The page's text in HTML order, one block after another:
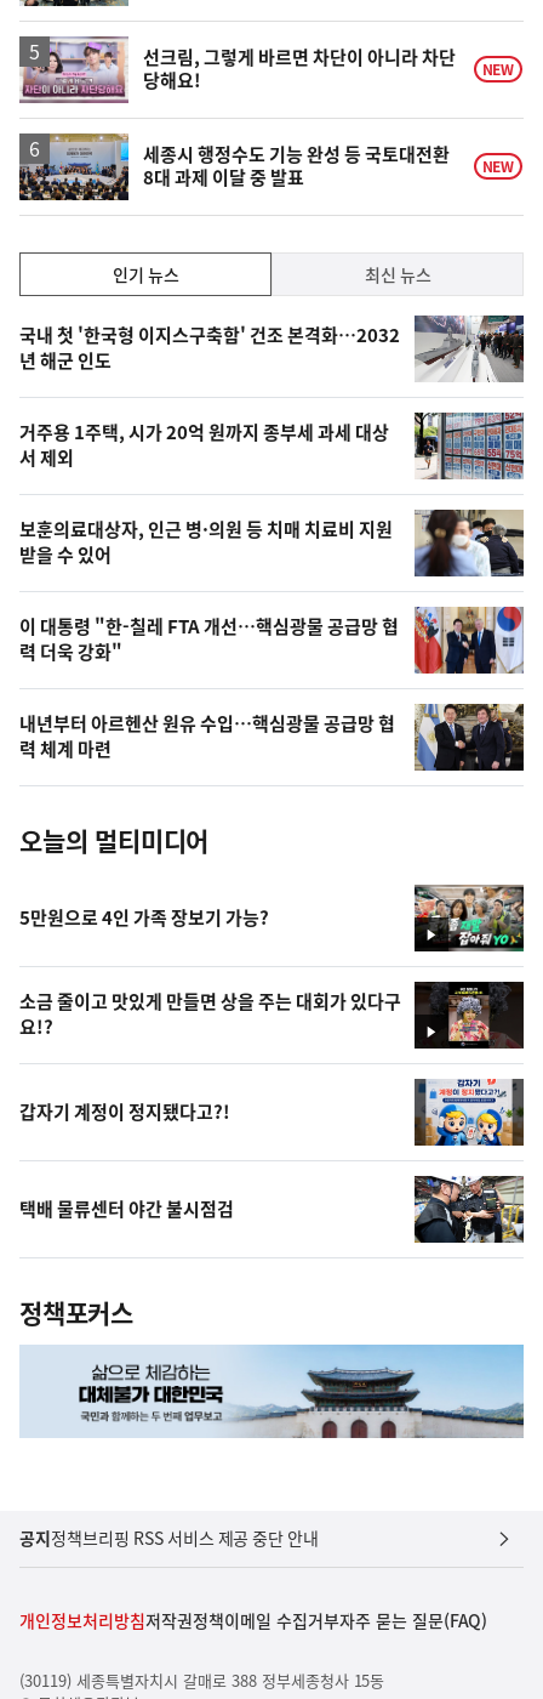
하
락
영
상
선크림, 그렇게 바르면 차단이 아니라 차단
당해요!
NEW
세종시 행정수도 기능 완성 등 국토대전환
8대 과제 이달 중 발표
NEW
인
기,
최
신,
오
늘
의
영
상
오
늘
의
사
진
인기 뉴스 최신 뉴스
인
기
뉴
스
국내 첫 '한국형 이지스구축함' 건조 본격화…2032
년 해군 인도
거주용 1주택, 시가 20억 원까지 종부세 과세 대상
서 제외
보훈의료대상자, 인근 병·의원 등 치매 치료비 지원
받을 수 있어
이 대통령 "한-칠레 FTA 개선…핵심광물 공급망 협
력 더욱 강화"
내년부터 아르헨산 원유 수입…핵심광물 공급망 협
력 체계 마련
오늘의 멀티미디어
영
상
5만원으로 4인 가족 장보기 가능?
영
상
소금 줄이고 맛있게 만들면 상을 주는 대회가 있다구
요!?
갑자기 계정이 정지됐다고?!
택배 물류센터 야간 불시점검
정책포커스
공지정책브리핑 RSS 서비스 제공 중단 안내
개인정보처리방침저작권정책이메일 수집거부자주 묻는 질문(FAQ)
(30119) 세종특별자치시 갈매로 388 정부세종청사 15동